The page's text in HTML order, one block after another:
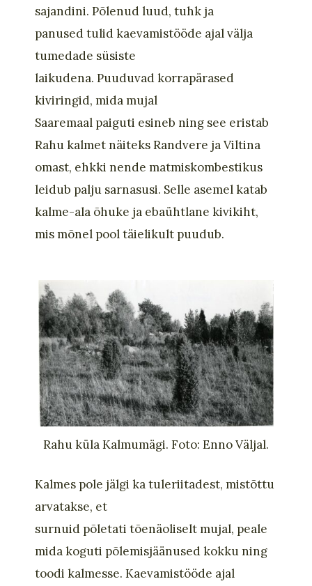
sajandini. Põlenud luud, tuhk ja
panusedtulid kaevamistööde ajal välja
tumedade süsiste
laikudena. Puuduvadkorrapärased
kiviringid, mida mujal
Saaremaal paiguti esineb ning see eristab
Rahu kalmet näiteks Randvere ja Viltina
omast, ehkki nende matmiskombestikus
leidub palju sarnasusi. Selle asemel katab
kalme-ala õhuke ja ebaühtlane kivikiht,
mis mõnel pool täielikult puudub.
Rahu küla Kalmumägi. Foto: Enno Väljal.
Kalmes pole jälgi katuleriitadest, mistõttu
arvatakse, et
surnuid põletati tõenäoliseltmujal, peale
midakoguti põlemisjäänused kokku ning
toodi kalmesse. Kaevamistööde ajal